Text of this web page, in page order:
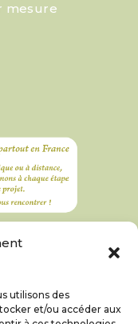
utilisons des
et/ou accéder aux
mesure